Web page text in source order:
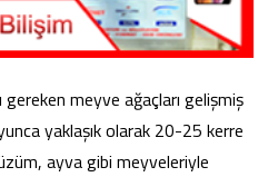
meyve ağaçları gelişmiş
yaklaşık olarak 20-25 kerre
ayva gibi meyveleriyle